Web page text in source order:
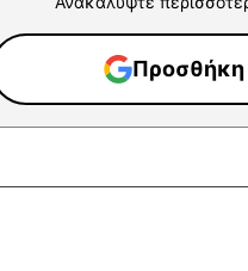
Προσθήκη